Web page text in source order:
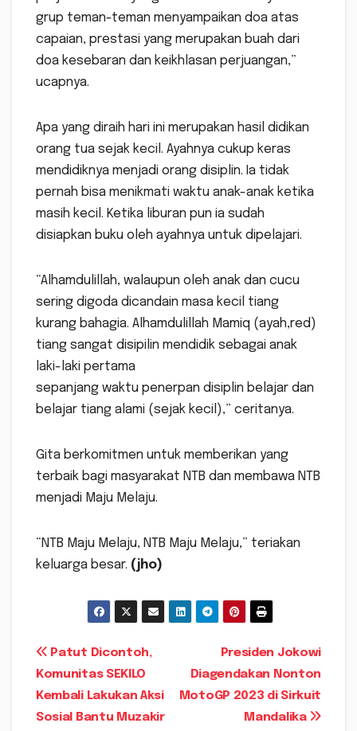
grup teman-teman menyampaikan doa atas
capaian, prestasi yang merupakan buah dari
doa kesebaran dan keikhlasan perjuangan,”
ucapnya.
Apa yang diraih hari ini merupakan hasil didikan
orang tua sejak kecil. Ayahnya cukup keras
mendidiknya menjadi orang disiplin. Ia tidak
pernah bisa menikmati waktu anak-anak ketika
masih kecil. Ketika liburan pun ia sudah
disiapkan buku oleh ayahnya untuk dipelajari.
“Alhamdulillah, walaupun oleh anak dan cucu
sering digoda dicandain masa kecil tiang
kurang bahagia. Alhamdulillah Mamiq (ayah,red)
tiang sangat disipilin mendidik sebagai anak
laki-laki pertama
sepanjang waktu penerpan disiplin belajar dan
belajar tiang alami (sejak kecil),” ceritanya.
Gita berkomitmen untuk memberikan yang
terbaik bagi masyarakat NTB dan membawa NTB
menjadi Maju Melaju.
“NTB Maju Melaju, NTB Maju Melaju,” teriakan
keluarga besar. (jho)
Navigasi
pos
Presiden Jokowi
Diagendakan Nonton
MotoGP 2023 di Sirkuit
Mandalika
Patut Dicontoh,
Komunitas SEKILO
Kembali Lakukan Aksi
Sosial Bantu Muzakir